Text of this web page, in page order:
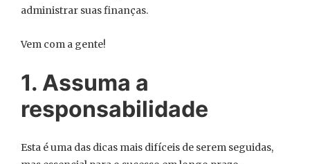
administrar suas finanças.
Vem com a gente!
1. Assuma a
responsabilidade
Esta é uma das dicas mais difíceis de serem seguidas,